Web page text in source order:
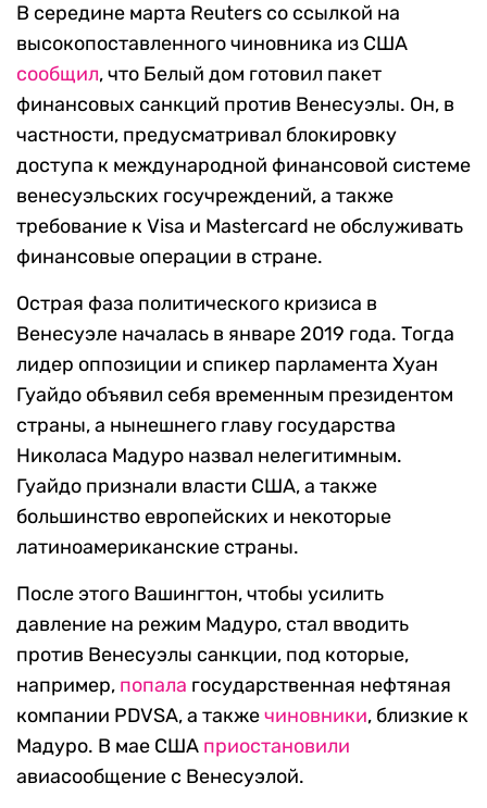
В середине марта Reuters со ссылкой на
высокопоставленного чиновника из США
сообщил, что Белый дом готовил пакет
финансовых санкций против Венесуэлы. Он, в
частности, предусматривал блокировку
доступа к международной финансовой системе
венесуэльских госучреждений, а также
требование к Visa и Masterсard не обслуживать
финансовые операции в стране.
Острая фаза политического кризиса в
Венесуэле началась в январе 2019 года. Тогда
лидер оппозиции и спикер парламента Хуан
Гуайдо объявил себя временным президентом
страны, а нынешнего главу государства
Николаса Мадуро назвал нелегитимным.
Гуайдо признали власти США, а также
большинство европейских и некоторые
латиноамериканские страны.
После этого Вашингтон, чтобы усилить
давление на режим Мадуро, стал вводить
против Венесуэлы санкции, под которые,
например, попала государственная нефтяная
компании PDVSA, а такжечиновники, близкие к
Мадуро. В мае США приостановили
авиасообщение с Венесуэлой.